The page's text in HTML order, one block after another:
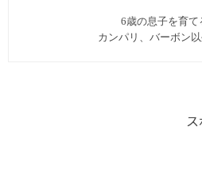
6歳の息子を育て
カンパリ、バーボン